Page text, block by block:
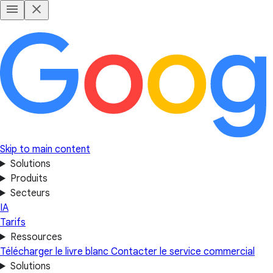
Skip to main content
Solutions
Produits
Secteurs
IA
Tarifs
Ressources
Télécharger le livre blanc Contacter le service commercial
Solutions